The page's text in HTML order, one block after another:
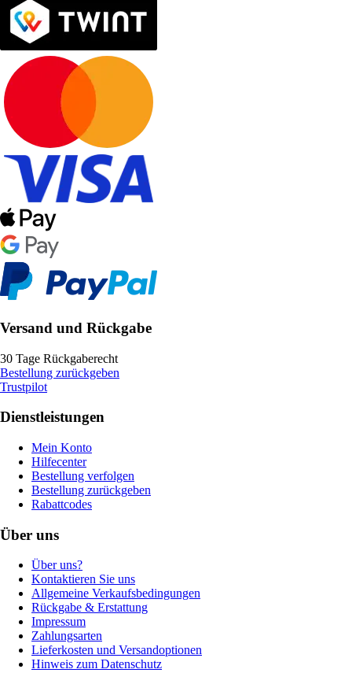
Versand und Rückgabe
30 Tage Rückgaberecht
Bestellung zurückgeben
Trustpilot
Dienstleistungen
Mein Konto
Hilfecenter
Bestellung verfolgen
Bestellung zurückgeben
Rabattcodes
Über uns
Über uns?
Kontaktieren Sie uns
Allgemeine Verkaufsbedingungen
Rückgabe & Erstattung
Impressum
Zahlungsarten
Lieferkosten und Versandoptionen
Hinweis zum Datenschutz